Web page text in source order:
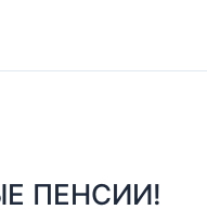
ПЕНСИИ!